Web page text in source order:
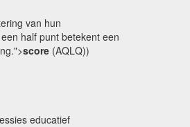
van hun
half punt betekent een
score (AQLQ))
educatief